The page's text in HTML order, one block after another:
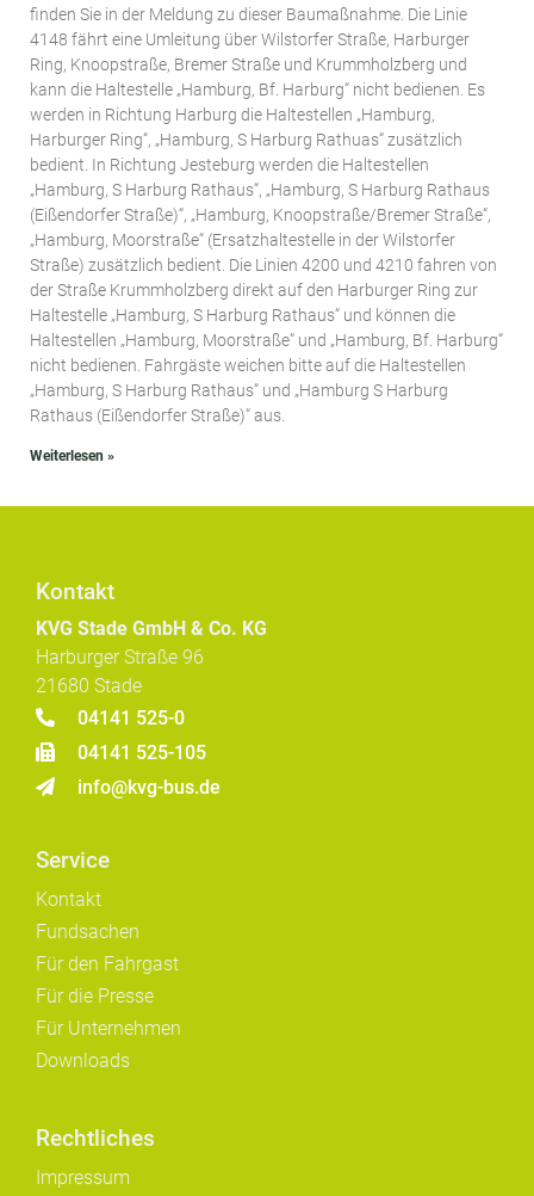
finden Sie in der Meldung zu dieser Baumaßnahme. Die Linie
4148 fährt eine Umleitung über Wilstorfer Straße, Harburger
Ring, Knoopstraße, Bremer Straße und Krummholzberg und
kann die Haltestelle „Hamburg, Bf. Harburg“ nicht bedienen. Es
werden in Richtung Harburg die Haltestellen „Hamburg,
Harburger Ring“, „Hamburg, S Harburg Rathuas“ zusätzlich
bedient. In Richtung Jesteburg werden die Haltestellen
„Hamburg, S Harburg Rathaus“, „Hamburg, S Harburg Rathaus
(Eißendorfer Straße)“, „Hamburg, Knoopstraße/Bremer Straße“,
„Hamburg, Moorstraße“ (Ersatzhaltestelle in der Wilstorfer
Straße) zusätzlich bedient. Die Linien 4200 und 4210 fahren von
der Straße Krummholzberg direkt auf den Harburger Ring zur
Haltestelle „Hamburg, S Harburg Rathaus“ und können die
Haltestellen „Hamburg, Moorstraße“ und „Hamburg, Bf. Harburg“
nicht bedienen. Fahrgäste weichen bitte auf die Haltestellen
„Hamburg, S Harburg Rathaus“ und „Hamburg S Harburg
Rathaus (Eißendorfer Straße)“ aus.
Weiterlesen »
Kontakt
KVG Stade GmbH & Co. KG
Harburger Straße 96
21680 Stade
04141 525-0
04141 525-105
info@kvg-bus.de
Service
Kontakt
Fundsachen
Für den Fahrgast
Für die Presse
Für Unternehmen
Downloads
Rechtliches
Impressum